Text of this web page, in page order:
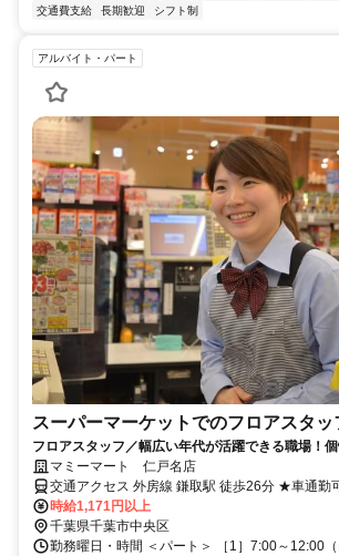
交通費支給
長期歓迎 シフト制
アルバイト・パート
スーパーマーケットでのフロアスタッ
フロアスタッフ／幅広い年代が活躍できる職場！
身だしなみ基準大幅緩和♪
マミーマート 仁戸名店
交通アクセス 外房線 鎌取駅 徒歩26分 ★車通勤
時給1,171円以上
千葉県千葉市中央区
勤務曜日・時間 ＜パート＞ ［1］7:00～12:00